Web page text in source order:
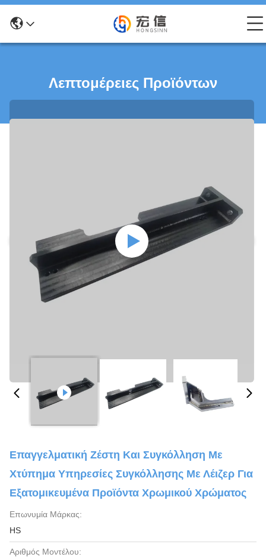
Λεπτομέρειες Προϊόντων
Επαγγελματική Ζέστη Και Συγκόλληση Με
Χτύπημα Υπηρεσίες Συγκόλλησης Με Λέιζερ Για
Εξατομικευμένα Προϊόντα Χρωμικού Χρώματος
Επωνυμία Μάρκας:
HS
Αριθμός Μοντέλου: